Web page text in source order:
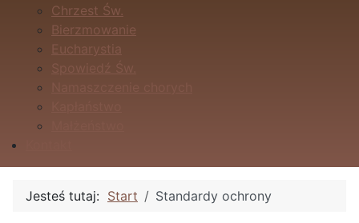
Chrzest Św.
Bierzmowanie
Eucharystia
Jesteś tutaj: Start Standardy ochrony